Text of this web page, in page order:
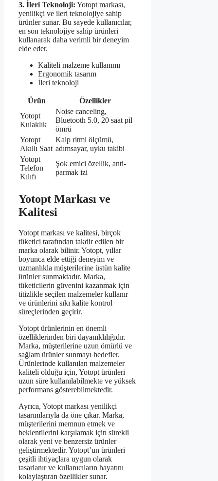
3. İleri Teknoloji: Yotopt markası,
yenilikçi ve ileri teknolojiye sahip
ürünler sunar. Bu sayede kullanıcılar,
en son teknolojiye sahip ürünleri
kullanarak daha verimli bir deneyim
elde eder.
Kaliteli malzeme kullanımı
Ergonomik tasarım
İleri teknoloji
Ürün
Özellikler
Yotopt
Kulaklık
Noise canceling,
Bluetooth 5.0, 20 saat pil
ömrü
Yotopt
Akıllı Saat
Kalp ritmi ölçümü,
adımsayar, uyku takibi
Yotopt
Telefon
Kılıfı
Şok emici özellik, anti-
parmak izi
Yotopt Markası ve
Kalitesi
Yotopt markası ve kalitesi, birçok
tüketici tarafından takdir edilen bir
marka olarak bilinir. Yotopt, yıllar
boyunca elde ettiği deneyim ve
uzmanlıkla müşterilerine üstün kalite
ürünler sunmaktadır. Marka,
tüketicilerin güvenini kazanmak için
titizlikle seçilen malzemeler kullanır
ve ürünlerini sıkı kalite kontrol
süreçlerinden geçirir.
Yotopt ürünlerinin en önemli
özelliklerinden biri dayanıklılığıdır.
Marka, müşterilerine uzun ömürlü ve
sağlam ürünler sunmayı hedefler.
Ürünlerinde kullanılan malzemeler
kaliteli olduğu için, Yotopt ürünleri
uzun süre kullanılabilmekte ve yüksek
performans gösterebilmektedir.
Ayrıca, Yotopt markası yenilikçi
tasarımlarıyla da öne çıkar. Marka,
müşterilerini memnun etmek ve
beklentilerini karşılamak için sürekli
olarak yeni ve benzersiz ürünler
geliştirmektedir. Yotopt’un ürünleri
çeşitli ihtiyaçlara uygun olarak
tasarlanır ve kullanıcıların hayatını
kolaylaştıran özellikler sunar.